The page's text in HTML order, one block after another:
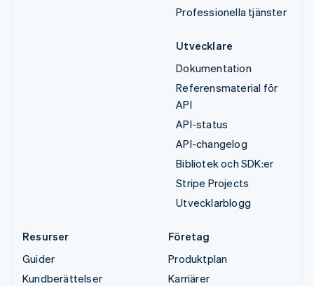
Professionella tjänster
Utvecklare
Dokumentation
Referensmaterial för
API
API-status
API-changelog
Bibliotek och SDK:er
Stripe Projects
Utvecklarblogg
Resurser
Guider
Kundberättelser
Företag
Produktplan
Karriärer